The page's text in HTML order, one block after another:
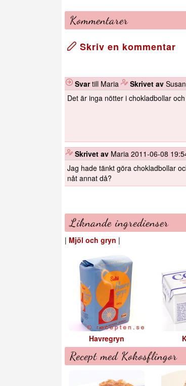
Kommentarer
Skriv en kommentar
Svartill Maria Skrivet av
Det är inga nötter i chokladbollar
Skrivet av Maria 2011-06-08
Jag hade tänkt göra chokladbollar
nåt annat då?
Liknande ingredienser
| Mjöl och gryn |
Havregryn
Recept med Kokosflingor